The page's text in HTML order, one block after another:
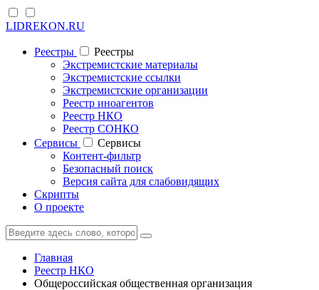
LIDREKON.RU
Реестры
Реестры
Экстремистские материалы
Экстремистские ссылки
Экстремистские организации
Реестр иноагентов
Реестр НКО
Реестр СОНКО
Cервисы
Cервисы
Контент-фильтр
Безопасный поиск
Версия сайта для слабовидящих
Скрипты
О проекте
Главная
Реестр НКО
Общероссийская общественная организация